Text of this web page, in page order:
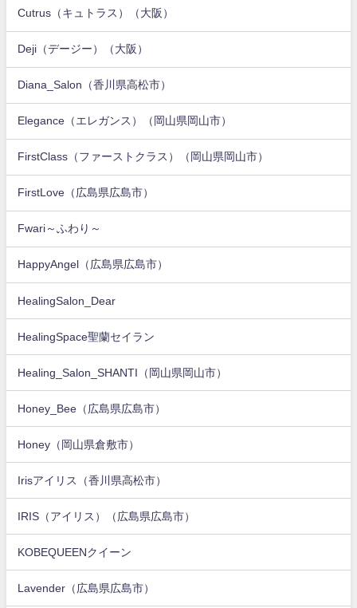
Cutrus（キュトラス）（大阪）
Deji（デージー）（大阪）
Diana_Salon（香川県高松市）
Elegance（エレガンス）（岡山県岡山市）
FirstClass（ファーストクラス）（岡山県岡山市）
FirstLove（広島県広島市）
Fwari～ふわり～
HappyAngel（広島県広島市）
HealingSalon_Dear
HealingSpace聖蘭セイラン
Healing_Salon_SHANTI（岡山県岡山市）
Honey_Bee（広島県広島市）
Honey（岡山県倉敷市）
Irisアイリス（香川県高松市）
IRIS（アイリス）（広島県広島市）
KOBEQUEENクイーン
Lavender（広島県広島市）